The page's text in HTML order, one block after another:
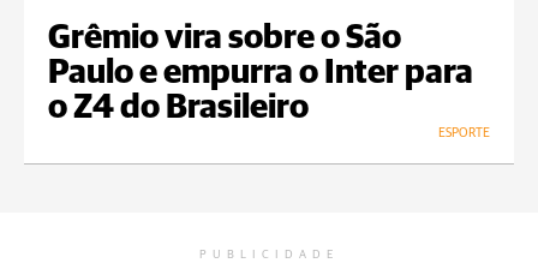
Grêmio vira sobre o São
Paulo e empurra o Inter para
o Z4 do Brasileiro
ESPORTE
PUBLICIDADE